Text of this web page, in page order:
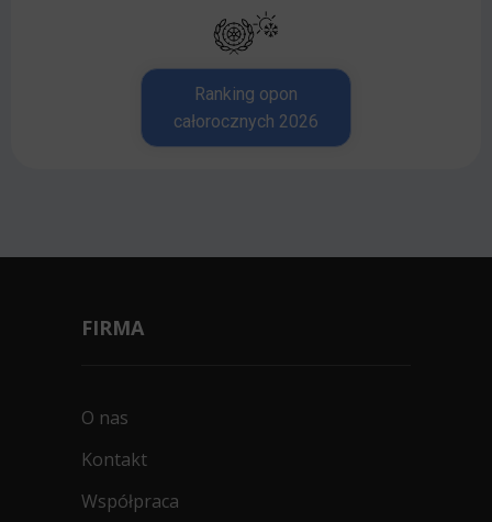
Ranking opon
całorocznych 2026
FIRMA
O nas
Kontakt
Współpraca